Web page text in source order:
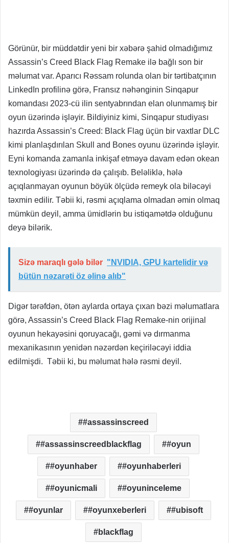
Görünür, bir müddətdir yeni bir xəbərə şahid olmadığımız
Assassin’s Creed Black Flag Remake ilə bağlı son bir
məlumat var. Aparıcı Rəssam rolunda olan bir tərtibatçının
LinkedIn profilinə görə, Fransız nəhənginin Sinqapur
komandası 2023-cü ilin sentyabrından elan olunmamış bir
oyun üzərində işləyir. Bildiyiniz kimi, Sinqapur studiyası
hazırda Assassin’s Creed: Black Flag üçün bir vaxtlar DLC
kimi planlaşdırılan Skull and Bones oyunu üzərində işləyir.
Eyni komanda zamanla inkişaf etməyə davam edən okean
texnologiyası üzərində də çalışıb. Beləliklə, hələ
açıqlanmayan oyunun böyük ölçüdə remeyk ola biləcəyi
təxmin edilir. Təbii ki, rəsmi açıqlama olmadan əmin olmaq
mümkün deyil, amma ümidlərin bu istiqamətdə olduğunu
deyə bilərik.
Sizə maraqlı gələ bilər "NVIDIA, GPU kartelidir və
bütün nəzarəti öz əlinə alıb"
Digər tərəfdən, ötən aylarda ortaya çıxan bəzi məlumatlara
görə, Assassin’s Creed Black Flag Remake-nin orijinal
oyunun hekayəsini qoruyacağı, gəmi və dırmanma
mexanikasının yenidən nəzərdən keçiriləcəyi iddia
edilmişdi. Təbii ki, bu məlumat hələ rəsmi deyil.
#assassinscreed
#assassinscreedblackflag #oyun
#oyunhaber #oyunhaberleri
#oyunicmali #oyuninceleme
#oyunlar #oyunxeberleri #ubisoft
blackflag